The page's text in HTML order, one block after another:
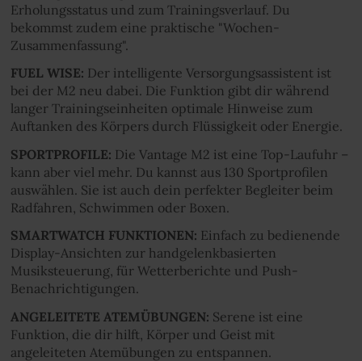
Erholungsstatus und zum Trainingsverlauf. Du
bekommst zudem eine praktische "Wochen-
Zusammenfassung".
FUEL WISE: Der intelligente Versorgungsassistent ist
bei der M2 neu dabei. Die Funktion gibt dir während
langer Trainingseinheiten optimale Hinweise zum
Auftanken des Körpers durch Flüssigkeit oder Energie.
SPORTPROFILE: Die Vantage M2 ist eine Top-Laufuhr –
kann aber viel mehr. Du kannst aus 130 Sportprofilen
auswählen. Sie ist auch dein perfekter Begleiter beim
Radfahren, Schwimmen oder Boxen.
SMARTWATCH FUNKTIONEN: Einfach zu bedienende
Display-Ansichten zur handgelenkbasierten
Musiksteuerung, für Wetterberichte und Push-
Benachrichtigungen.
ANGELEITETE ATEMÜBUNGEN: Serene ist eine
Funktion, die dir hilft, Körper und Geist mit
angeleiteten Atemübungen zu entspannen.